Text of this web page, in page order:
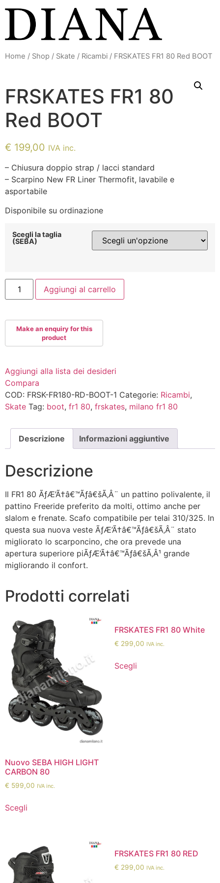
contenuto
Home / Shop / Skate / Ricambi / FRSKATES FR1 80 Red BOOT
FRSKATES FR1 80
Red BOOT
€ 199,00 IVA inc.
– Chiusura doppio strap / lacci standard
– Scarpino New FR Liner Thermofit, lavabile e
asportabile
Disponibile su ordinazione
Scegli la taglia
(SEBA)
FRSKATES
80
quantità
Aggiungi al carrello
Aggiungi alla lista dei desideri
Compara
COD: FRSK-FR180-RD-BOOT-1 Categorie: Ricambi,
Skate Tag: boot, fr1 80, frskates, milano fr1 80
Descrizione Informazioni aggiuntive
Descrizione
Il FR1 80 ÃƒÆ’Ã†â€™Ãƒâ€šÃ‚Â¨ un pattino polivalente, il
pattino Freeride preferito da molti, ottimo anche per
slalom e frenate. Scafo compatibile per telai 310/325. In
questa sua nuova veste ÃƒÆ’Ã†â€™Ãƒâ€šÃ‚Â¨ stato
migliorato lo scarponcino, che ora prevede una
apertura superiore piÃƒÆ’Ã†â€™Ãƒâ€šÃ‚Â¹ grande
migliorando il confort.
Prodotti correlati
Nuovo SEBA HIGH LIGHT
CARBON 80
€ 599,00 IVA inc.
Scegli
FRSKATES FR1 80 White
€ 299,00 IVA inc.
Scegli
FRSKATES FR1 80 RED
€ 299,00 IVA inc.